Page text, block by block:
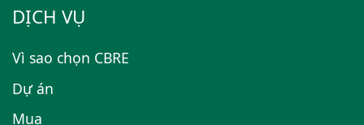
DỊCH VỤ
Vì sao chọn CBRE
Dự án
Mua